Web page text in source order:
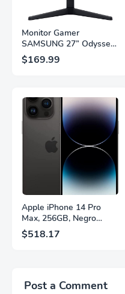
Monitor Gamer
SAMSUNG 27” Odyssey
G5 G53F con Resolución
QHD, HDR10,
Panel IPS, AMD
FreeSync™ Premium,
Ecualizador Negro,
Cambio Automático de
Fuente,
LS27FG532ENXZA
$169.99
Apple iPhone 14 Pro
Max, 256GB, Negro
Espacial - Desbloqueado
(Renovado)
$518.17
Post a Comment